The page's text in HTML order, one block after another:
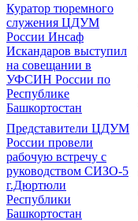
Куратор тюремного
служения ЦДУМ
России Инсаф
Искандаров выступил
на совещании в
УФСИН России по
Республике
Башкортостан
Представители ЦДУМ
России провели
рабочую встречу с
руководством СИЗО-5
г.Дюртюли
Республики
Башкортостан